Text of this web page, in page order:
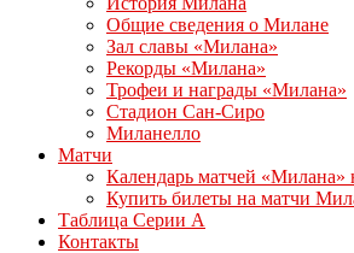
Общие сведения о Милане
Зал славы «Милана»
Рекорды «Милана»
Трофеи и награды «Милана»
Стадион Сан-Сиро
Миланелло
Матчи
Календарь матчей «Милана»
Купить билеты на матчи
Таблица Серии А
Контакты